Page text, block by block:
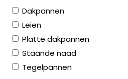
Dakpannen
Leien
Platte dakpannen
Staande naad
Tegelpannen